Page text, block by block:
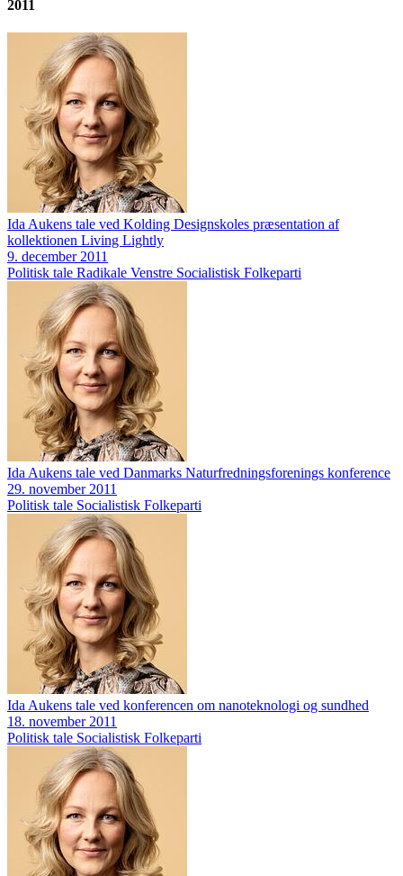
2011
Ida Aukens tale ved Kolding Designskoles præsentation af
kollektionen Living Lightly
9. december 2011
Politisk tale Radikale Venstre Socialistisk Folkeparti
Ida Aukens tale ved Danmarks Naturfredningsforenings konference
29. november 2011
Politisk tale Socialistisk Folkeparti
Ida Aukens tale ved konferencen om nanoteknologi og sundhed
18. november 2011
Politisk tale Socialistisk Folkeparti